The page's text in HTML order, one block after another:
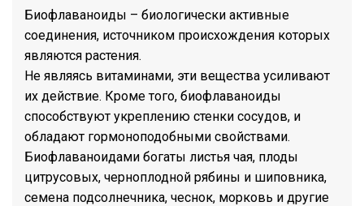
Биофлаваноиды – биологически активные
соединения, источником происхождения которых
являются растения.
Не являясь витаминами, эти вещества усиливают
их действие. Кроме того, биофлаваноиды
способствуют укреплению стенки сосудов, и
обладают гормоноподобными свойствами.
Биофлаваноидами богаты листья чая, плоды
цитрусовых, черноплодной рябины и шиповника,
семена подсолнечника, чеснок, морковь и другие